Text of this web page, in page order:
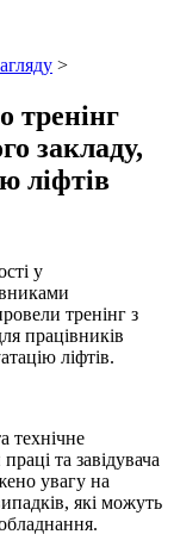
>
тренінг
закладу,
ліфтів
у
тренінг з
працівників
ліфтів.
технічне
та завідувача
увагу на
які можуть